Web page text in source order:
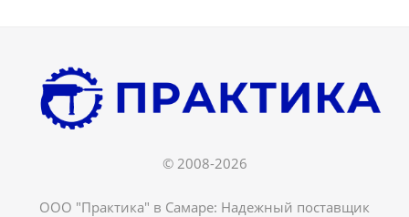
© 2008-2026
ООО "Практика" в Самаре: Надежный поставщик